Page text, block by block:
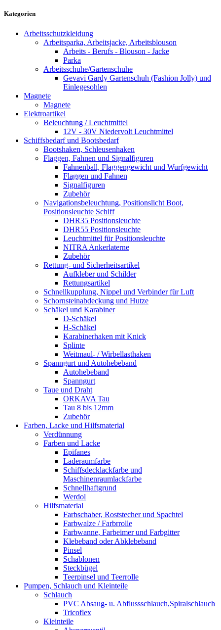
Kategorien
Arbeitsschutzkleidung
Arbeitsparka, Arbeitsjacke, Arbeitsblouson
Arbeits - Berufs - Blouson - Jacke
Parka
Arbeitsschuhe/Gartenschuhe
Gevavi Gardy Gartenschuh (Fashion Jolly) und
Einlegesohlen
Magnete
Magnete
Elektroartikel
Beleuchtung / Leuchtmittel
12V - 30V Niedervolt Leuchtmittel
Schiffsbedarf und Bootsbedarf
Bootshaken, Schleusenhaken
Flaggen, Fahnen und Signalfiguren
Fahnenball, Flaggengewicht und Wurfgewicht
Flaggen und Fahnen
Signalfiguren
Zubehör
Navigationsbeleuchtung, Positionslicht Boot,
Positionsleuchte Schiff
DHR35 Positionsleuchte
DHR55 Positionsleuchte
Leuchtmittel für Positionsleuchte
NITRA Ankerlaterne
Zubehör
Rettung- und Sicherheitsartikel
Aufkleber und Schilder
Rettungsartikel
Schnellkupplung, Nippel und Verbinder für Luft
Schornsteinabdeckung und Hutze
Schäkel und Karabiner
D-Schäkel
H-Schäkel
Karabinerhaken mit Knick
Splinte
Weitmaul- / Wirbellasthaken
Spanngurt und Autohebeband
Autohebeband
Spanngurt
Taue und Draht
ORKAVA Tau
Tau 8 bis 12mm
Zubehör
Farben, Lacke und Hilfsmaterial
Verdünnung
Farben und Lacke
Epifanes
Laderaumfarbe
Schiffsdecklackfarbe und
Maschinenraumlackfarbe
Schnellhaftgrund
Werdol
Hilfsmaterial
Farbschaber, Roststecher und Spachtel
Farbwalze / Farbrrolle
Farbwanne, Farbeimer und Farbgitter
Klebeband oder Abklebeband
Pinsel
Schablonen
Steckbügel
Teerpinsel und Teerrolle
Pumpen, Schlauch und Kleinteile
Schlauch
PVC Absaug- u. Abflussschlauch,Spiralschlauch
Tricoflex
Kleinteile